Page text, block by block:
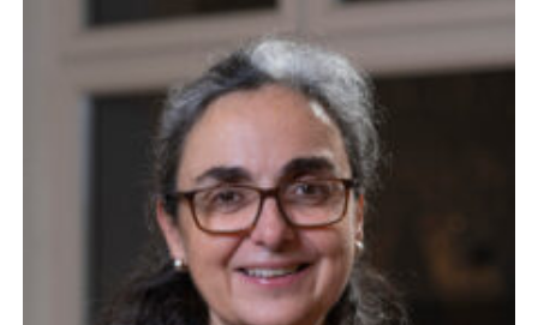
Beschäftigte /
Staff 3.1
Dorothea Schlözer-
Programm: Neue
Postdoktorandinnen
/ Dorothea Schlözer
female postdocs: